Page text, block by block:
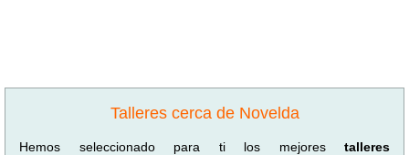
Talleres cerca de Novelda
Hemos seleccionado para ti los mejores talleres